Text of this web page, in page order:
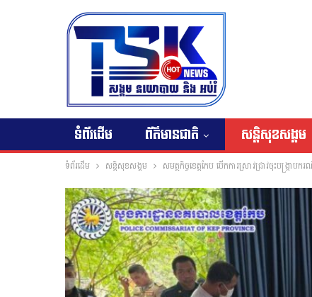
ទំព័រដើម ព័ត៌មានជាតិ សន្តិសុខសង្គម
ទំព័រដើម សន្តិសុខសង្គម សមត្ថកិច្ចខេត្តកែប បើកការស្រាវជ្រាវចុះបង្រ្កា